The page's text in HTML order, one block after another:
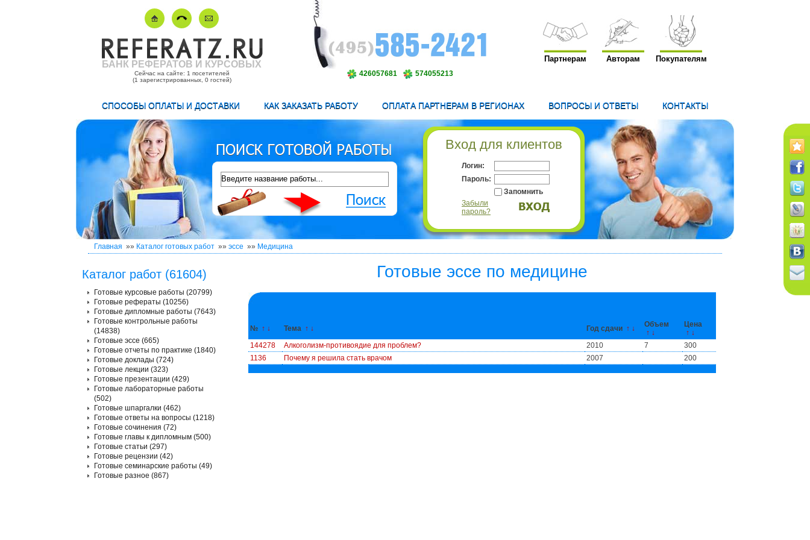
БАНК РЕФЕРАТОВ И КУРСОВЫХ
Сейчас на сайте: 1 посетителей
(1 зарегистрированных, 0 гостей)
426057681 574055213
Партнерам Авторам Покупателям
СПОСОБЫ ОПЛАТЫ И ДОСТАВКИ КАК ЗАКАЗАТЬ РАБОТУ ОПЛАТА ПАРТНЕРАМ В РЕГИОНАХ ВОПРОСЫ И ОТВЕТЫ КОНТАКТЫ
Вход для клиентов
Логин:
Пароль:
Запомнить
Забыли
пароль?
Главная »» Каталог готовых работ »» эссе »» Медицина
Готовые эссе по медицине
№ ↑ ↓ Тема ↑ ↓ Год сдачи ↑ ↓
Объем
↑ ↓
Цена
↑ ↓
144278
Алкоголизм-противоядие для проблем? 2010 7
300
1136
Почему я решила стать врачом 2007 200
Каталог работ (61604)
Готовые курсовые работы (20799)
Готовые рефераты (10256)
Готовые дипломные работы (7643)
Готовые контрольные работы
(14838)
Готовые эссе (665)
Готовые отчеты по практике (1840)
Готовые доклады (724)
Готовые лекции (323)
Готовые презентации (429)
Готовые лабораторные работы
(502)
Готовые шпаргалки (462)
Готовые ответы на вопросы (1218)
Готовые сочинения (72)
Готовые главы к дипломным (500)
Готовые статьи (297)
Готовые рецензии (42)
Готовые семинарские работы (49)
Готовые разное (867)